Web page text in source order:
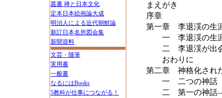
叢書 禅と日本文化
定本日本絵画論大成
明治人による近代朝鮮論
新訂日本名所図会集
新聞資料
文芸・随筆
実用書
一般書
なるにはBooks
5教科が仕事につながる！
まえがき
序章
第一章 李退渓の生
一 李退渓の生
二 李退渓が出会
おわりに
第二章 神格化され
一 二つの神話
二 第一の神話